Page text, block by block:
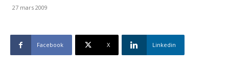
27 mars 2009
Facebook X Linkedin